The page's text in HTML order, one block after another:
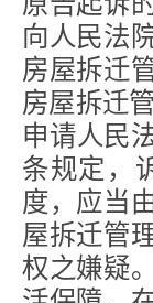
向人民法
房屋拆迁
房屋拆迁
申请人民
条规定，
度，应当
屋拆迁管
权之嫌疑